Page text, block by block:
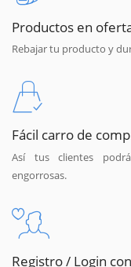
Productos en
Rebajar tu producto y
Fácil carro de
Así tus clientes
engorrosas.
Registro / Login